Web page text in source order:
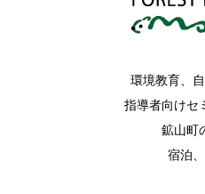
環境教育、
指導者向けセ
鉱山町
宿泊